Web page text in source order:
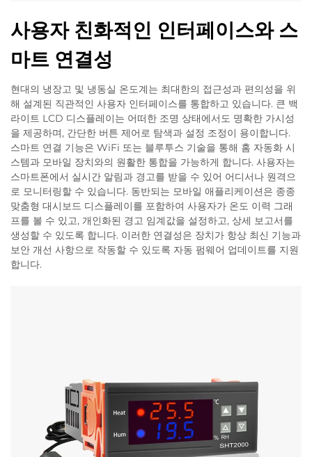
사용자 친화적인 인터페이스와 스
마트 연결성
현대의 냉장고 및 냉동실 온도계는 최대한의 접근성과 편의성을 위
해 설계된 직관적인 사용자 인터페이스를 통합하고 있습니다. 큰 백
라이트 LCD 디스플레이는 어떠한 조명 상태에서도 명확한 가시성
을 제공하며, 간단한 버튼 제어로 탐색과 설정 조정이 용이합니다.
스마트 연결 기능은 WiFi 또는 블루투스 기술을 통해 홈 자동화 시
스템과 모바일 장치와의 원활한 통합을 가능하게 합니다. 사용자는
스마트폰에서 실시간 알림과 경고를 받을 수 있어 어디서나 원격으
로 모니터링할 수 있습니다. 동반되는 모바일 애플리케이션은 종종
맞춤형 대시보드 디스플레이를 포함하여 사용자가 온도 이력 그래
프를 볼 수 있고, 개인화된 경고 임계값을 설정하고, 상세 보고서를
생성할 수 있도록 합니다. 이러한 연결성은 장치가 항상 최신 기능과
보안 개선 사항으로 작동할 수 있도록 자동 펌웨어 업데이트를 지원
합니다.